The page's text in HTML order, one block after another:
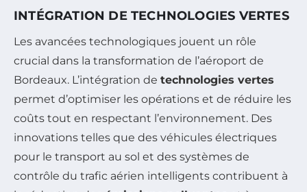
INTÉGRATION DE TECHNOLOGIES VERTES
Les avancées technologiques jouent un rôle
crucial dans la transformation de l’aéroport de
Bordeaux. L’intégration de technologies vertes
permet d’optimiser les opérations et de réduire les
coûts tout en respectant l’environnement. Des
innovations telles que des véhicules électriques
pour le transport au sol et des systèmes de
contrôle du trafic aérien intelligents contribuent à